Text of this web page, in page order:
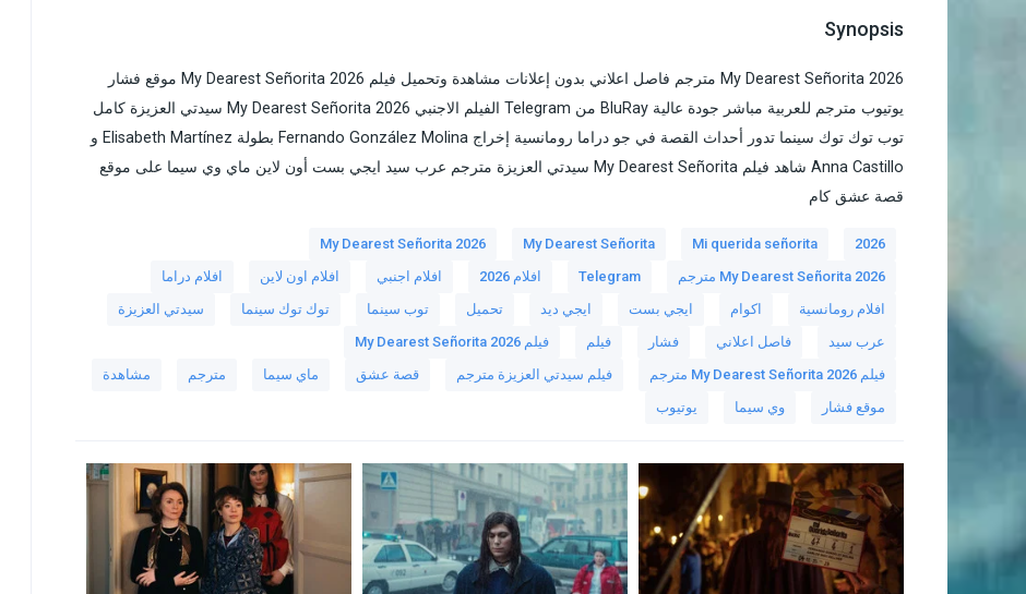
Synopsis
My Dearest Señorita 2026 مترجم فاصل اعلاني بدون إعلانات مشاهدة وتحميل فيلم My Dearest Señorita 2026 موقع فشار
يوتيوب مترجم للعربية مباشر جودة عالية BluRay من Telegram الفيلم الاجنبي My Dearest Señorita 2026 سيدتي العزيزة كامل
توب توك توك سينما تدور أحداث القصة في جو دراما رومانسية إخراج Fernando González Molina بطولة Elisabeth Martínez و
Anna Castillo شاهد فيلم My Dearest Señorita سيدتي العزيزة مترجم عرب سيد ايجي بست أون لاين ماي وي سيما على موقع
قصة عشق كام
2026
Mi querida señorita
My Dearest Señorita
My Dearest Señorita 2026
My Dearest Señorita 2026 مترجم
Telegram افلام 2026 افلام اجنبي افلام اون لاين
افلام دراما
افلام رومانسية
اكوام ايجي بست ايجي ديد تحميل توب سينما توك توك سينما
سيدتي العزيزة
عرب سيد
فاصل اعلاني فشار فيلم
فيلم My Dearest Señorita 2026
فيلم My Dearest Señorita 2026 مترجم
فيلم سيدتي العزيزة مترجم قصة عشق ماي سيما مترجم
مشاهدة
موقع فشار
وي سيما يوتيوب